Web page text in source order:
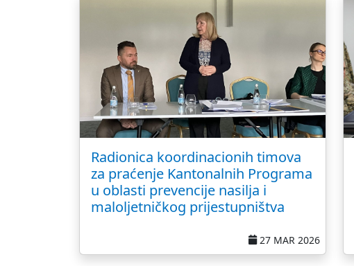
Radionica koordinacionih timova
za praćenje Kantonalnih Programa
u oblasti prevencije nasilja i
maloljetničkog prijestupništva
27 MAR 2026